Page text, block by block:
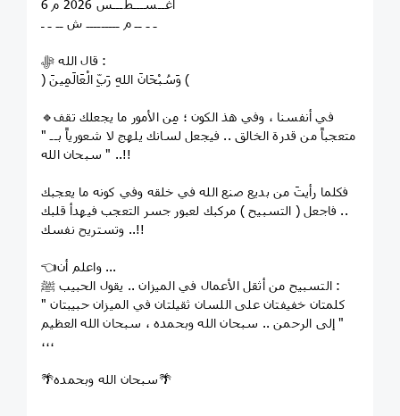
6 أغــســـطـــس 2026 م
ـ ـ ــ م ـــــــــ ش ــ ـ ـ
قال الله ﷻ :
﴿ وَسُبْحَانَ اللهِ رَبِّ الْعَالَمِينَ ﴾
🔹في أنفسنا ، وفي هذ الكون ؛ مِن الأمور ما يجعلك تقف
متعجباً من قدرة الخالق .. فيجعل لسانك يلهج ﻻ شعورياً بــ "
سبحان الله " ..!!
فكلما رأيتَ من بديع صنع الله في خلقه وفي كونه ما يعجبك
.. فاجعل ( التسبيح ) مركبك لعبور جسر التعجب فيهدأ قلبك
وتستريح نفسك ..!!
👈واعلم أن ...
التسبيح من أثقل الأعمال في الميزان .. يقول الحبيب ﷺ :
" كلمتان خفيفتان على اللسان ثقيلتان في الميزان حبيبتان
إلى الرحمن .. سبحان الله وبحمده ، سبحان الله العظيم "
،،،
🌴سبحان الله وبحمده🌴